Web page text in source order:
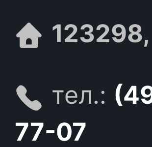
тел.:
77-07